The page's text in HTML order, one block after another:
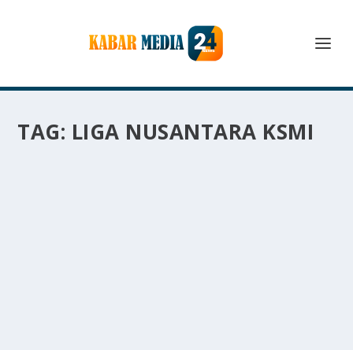
TAG: LIGA NUSANTARA KSMI